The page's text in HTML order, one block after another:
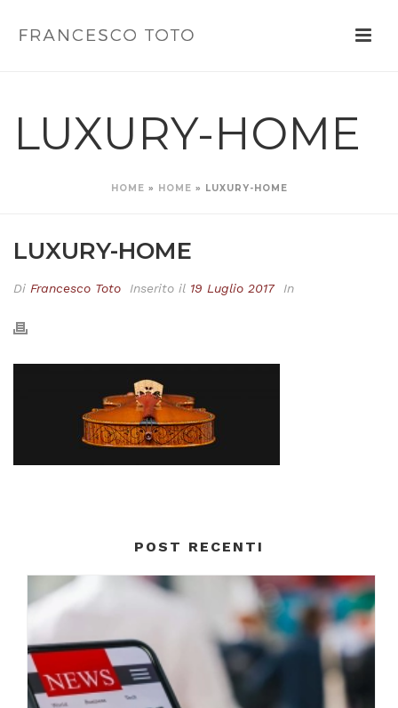
LUXURY-HOME
HOME » HOME » LUXURY-HOME
LUXURY-HOME
Di Francesco Toto Inserito il 19 Luglio 2017 In
POST RECENTI